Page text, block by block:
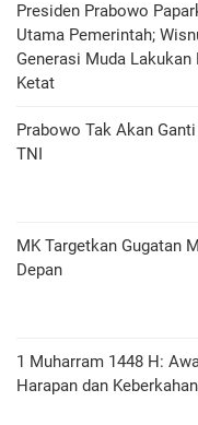
Presiden Prabowo
Utama Pemerintah;
Generasi Muda Lakukan
Ketat
Prabowo Tak Akan
TNI
MK Targetkan Gugatan
Depan
1 Muharram 1448 H:
Harapan dan Keberkahan